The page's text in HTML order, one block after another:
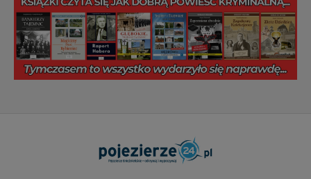
Piastowskim 10B/10. Możesz z nami skontaktować się
za pośrednictwem tejstrony.
W każdej chwili możesz: zażądać dostępu do swoich
danych, zażądać ich poprawienia lub usunięcia,
zabronić ich przetwarzania. Pamiętaj jednak, że nie